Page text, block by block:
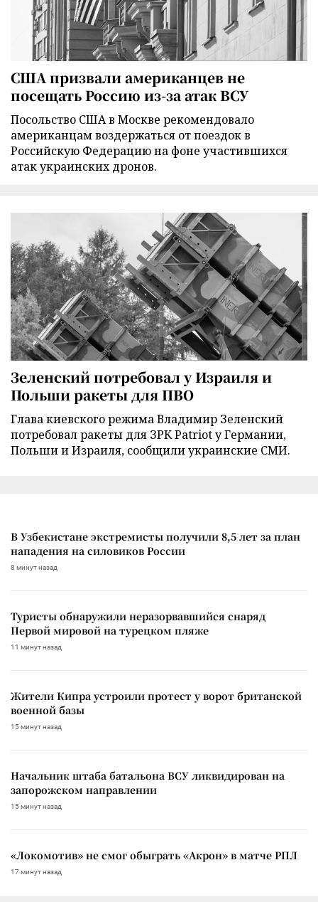
США призвали американцев не
посещать Россию из-за атак ВСУ
Посольство США в Москве рекомендовало
американцам воздержаться от поездок в
Российскую Федерацию на фоне участившихся
атак украинских дронов.
Зеленский потребовал у Израиля и
Польши ракеты для ПВО
Глава киевского режима Владимир Зеленский
потребовал ракеты для ЗРК Patriot у Германии,
Польши и Израиля, сообщили украинские СМИ.
В Узбекистане экстремисты получили 8,5 лет за план
нападения на силовиков России
8 минут назад
Туристы обнаружили неразорвавшийся снаряд
Первой мировой на турецком пляже
11 минут назад
Жители Кипра устроили протест у ворот британской
военной базы
15 минут назад
Начальник штаба батальона ВСУ ликвидирован на
запорожском направлении
15 минут назад
«Локомотив» не смог обыграть «Акрон» в матче РПЛ
17 минут назад